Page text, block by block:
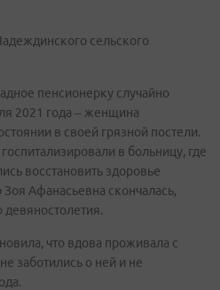
сельского
пенсионерку случайно
2021 года – женщина
в своей грязной постели.
в больницу, где
восстановить здоровье
Афанасьевна скончалась,
что вдова проживала с
заботились о ней и не